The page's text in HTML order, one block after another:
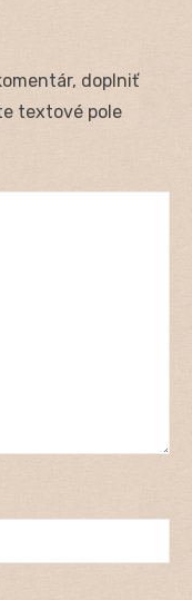
doplniť
textové pole